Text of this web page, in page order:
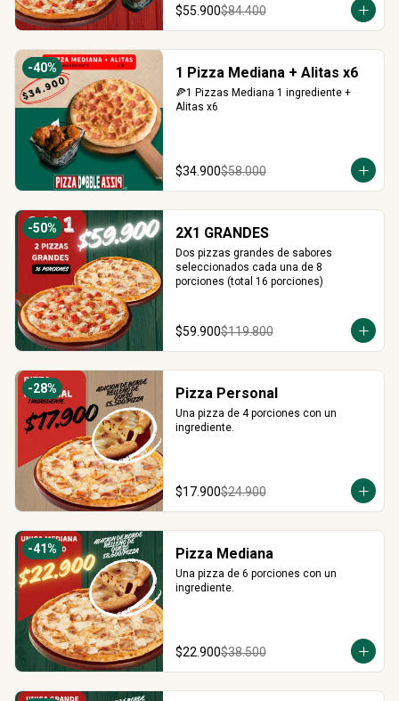
$55.900$84.400
-40% 1 Pizza Mediana + Alitas x6
🍕1 Pizzas Mediana 1 ingrediente +
Alitas x6
$34.900$58.000
-50% 2X1 GRANDES
Dos pizzas grandes de sabores
seleccionados cada una de 8
porciones (total 16 porciones)
$59.900$119.800
-28% Pizza Personal
Una pizza de 4 porciones con un
ingrediente.
$17.900$24.900
-41% Pizza Mediana
Una pizza de 6 porciones con un
ingrediente.
$22.900$38.500